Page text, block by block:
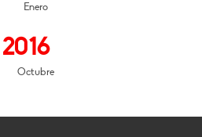
Enero
2016
Octubre